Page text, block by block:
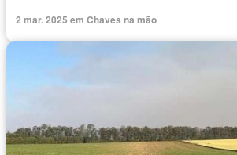
2 mar. 2025 em Chaves na mão